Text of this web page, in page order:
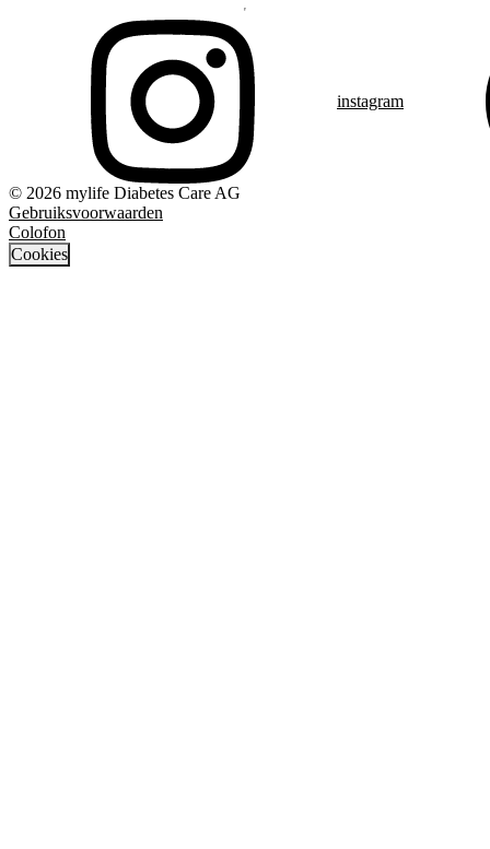
instagram
© 2026 mylife Diabetes Care AG
Gebruiksvoorwaarden
Colofon
Cookies